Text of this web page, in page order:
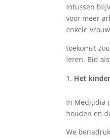
Intussen
voor meer
enkele
toekomst
leren. Bid
Het
In Medgidia
houden en
We